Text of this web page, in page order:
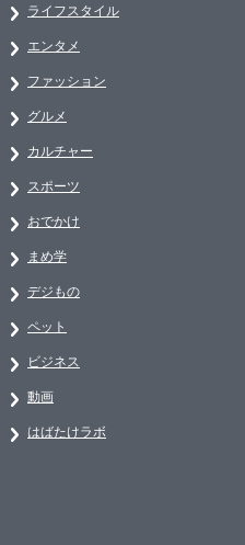
ライフスタイル
エンタメ
ファッション
グルメ
カルチャー
スポーツ
おでかけ
まめ学
デジもの
ペット
ビジネス
動画
はばたけラボ